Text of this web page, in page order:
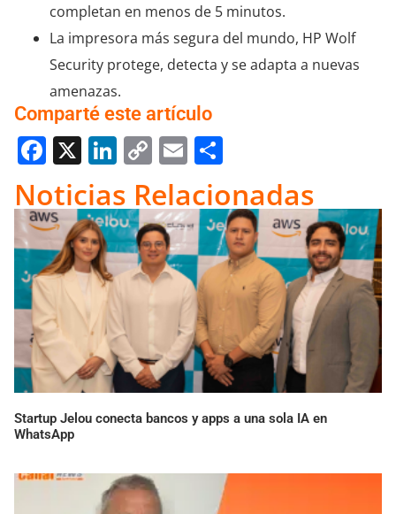
completan en menos de 5 minutos.
La impresora más segura del mundo, HP Wolf
Security protege, detecta y se adapta a nuevas
amenazas.
Comparté este artículo
Facebook
X LinkedIn
Copy
Link
Email
Noticias Relacionadas
Startup Jelou conecta bancos y apps a una sola IA en
WhatsApp